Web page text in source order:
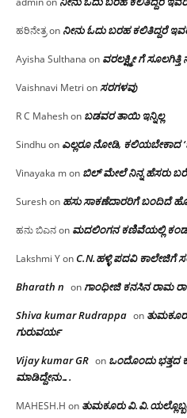
ಹರಿನೇತ್ರon ನೀನು ಓದು ಬರಹ ಕಲಿತಿದ್ದರೆ
Ayisha Sulthana on ವರಲಕ್ಷ್ಮೀ ಗೆ ಸೂಲಗಿತ್ತಿ
Vaishnavi Metri onಸರಗಳವು
R C Maheshon ಬಡವರ ತಾಯಿ ಇನ್ನಿಲ್ಲ
Sindhuon ಎಲ್ಲರೂ ನೋಡಿ, ಕಲಿಯಬೇಕಾದ
Vinayaka mon ಬಿಲ್ ಮೇಲೆ ನಿನ್ನ ಹೆಸರು
Sureshon ಹಸು ಸಾಕಣೆದಾರರಿಗೆ ಬಂದಿದೆ
ಹನು ಬಿಎನon ಮದಲಿಂಗನ ಕಣಿವೆಯಲ್ಲಿ ಕಂಡ
Lakshmi YonC.N.ಹಳ್ಳಿ ಪದವಿ ಕಾಲೇಜಿಗೆ
Bharath n onಗಾಂಧೀಜಿ ಕನಸಿನ ರಾಮ
Shiva kumar Rudrappa on
ಗುರುವರ್ಯ
Vijay kumar GR on ಒಂದೊಂದು ಭತ್ತದ
ಮಾಡಿದ್ದೇನು….
MAHESH.H on ತುಮಕೂರು‌